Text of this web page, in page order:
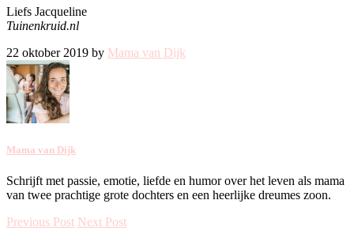
Liefs Jacqueline
Tuinenkruid.nl
22 oktober 2019 by Mama van Dijk
Mama van Dijk
Schrijft met passie, emotie, liefde en humor over het leven als mama
van twee prachtige grote dochters en een heerlijke dreumes zoon.
Previous Post Next Post